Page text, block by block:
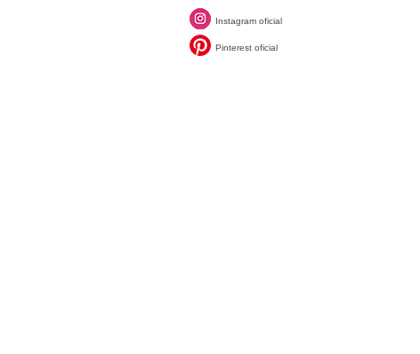
Instagram oficial
Pinterest oficial